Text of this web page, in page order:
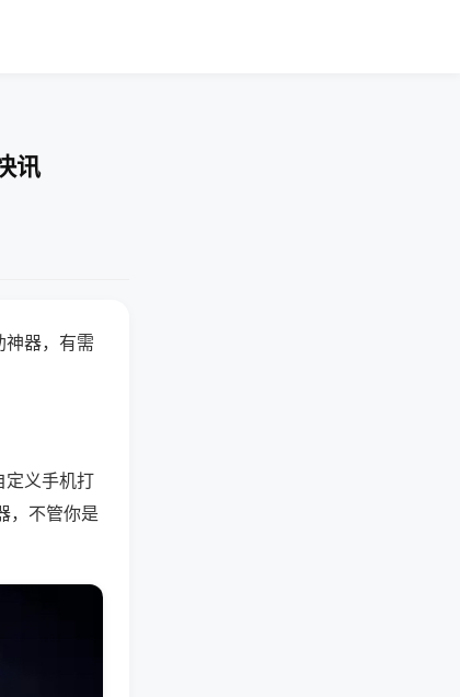
讯
神器，有需
定义手机打
，不管你是